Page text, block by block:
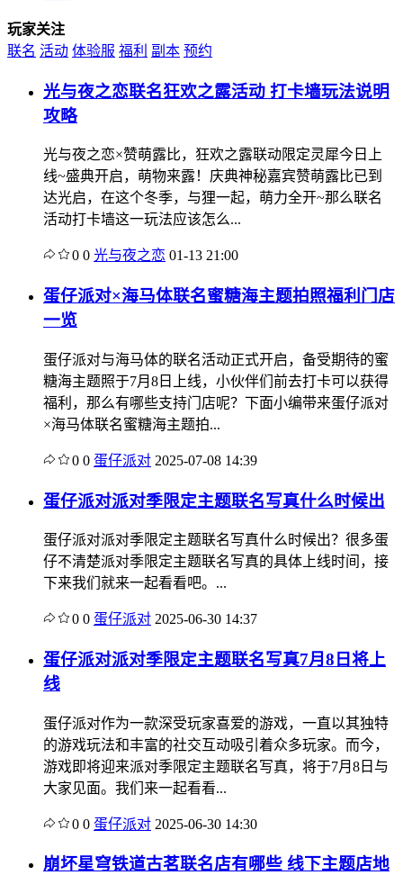
玩家关注
联名 活动 体验服 福利 副本 预约
光与夜之恋联名狂欢之露活动 打卡墙玩法说明
攻略
光与夜之恋×赞萌露比，狂欢之露联动限定灵犀今日上
线~盛典开启，萌物来露！庆典神秘嘉宾赞萌露比已到
达光启，在这个冬季，与狸一起，萌力全开~那么联名
活动打卡墙这一玩法应该怎么...
0 0 光与夜之恋 01-13 21:00
蛋仔派对×海马体联名蜜糖海主题拍照福利门店
一览
蛋仔派对与海马体的联名活动正式开启，备受期待的蜜
糖海主题照于7月8日上线，小伙伴们前去打卡可以获得
福利，那么有哪些支持门店呢？下面小编带来蛋仔派对
×海马体联名蜜糖海主题拍...
0 0 蛋仔派对 2025-07-08 14:39
蛋仔派对派对季限定主题联名写真什么时候出
蛋仔派对派对季限定主题联名写真什么时候出？很多蛋
仔不清楚派对季限定主题联名写真的具体上线时间，接
下来我们就来一起看看吧。...
0 0 蛋仔派对 2025-06-30 14:37
蛋仔派对派对季限定主题联名写真7月8日将上
线
蛋仔派对作为一款深受玩家喜爱的游戏，一直以其独特
的游戏玩法和丰富的社交互动吸引着众多玩家。而今，
游戏即将迎来派对季限定主题联名写真，将于7月8日与
大家见面。我们来一起看看...
0 0 蛋仔派对 2025-06-30 14:30
崩坏星穹铁道古茗联名店有哪些 线下主题店地